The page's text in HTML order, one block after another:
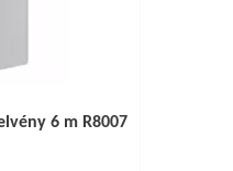
6 m R8007